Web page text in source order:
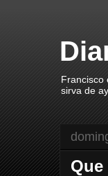
Francisco
sirva de